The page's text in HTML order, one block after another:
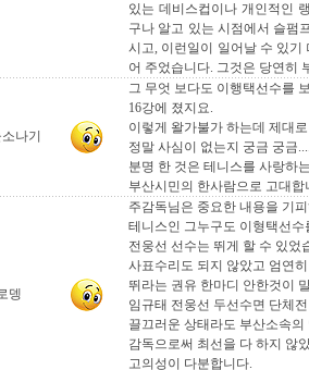
있는 데비스컵이나 개인적인
구나 알고 있는 시점에서 슬펌
시고, 이런일이 일어날 수 있
어 주었습니다. 그것은 당연히
나기
그 무엇 보다도 이행택선수를
16강에 졌지요.
이렇게 왈가불가 하는데 제대
정말 사심이 없는지 궁금 궁금
분명 한 것은 테니스를 사랑하
부산시민의 한사람으로 고대합
뎅
주감독님은 중요한 내용을 기
테니스인 그누구도 이형택선
전웅선 선수는 뛰게 할 수 있었
사표수리도 되지 않았고 엄연
뛰라는 권유 한마디 안한것이
임규태 전웅선 두선수면 단체
끌끄러운 상태라도 부산소속의
감독으로써 최선을 다 하지 않
고의성이 다분합니다.